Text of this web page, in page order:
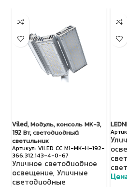
Viled, Модуль, консоль МК-3,
192 Вт, светодиодный
светильник
VILED СС М1-МК-Н-192-
366.312.143-4-0-67
Уличное светодиодное
освещение, Уличные
светодиодные